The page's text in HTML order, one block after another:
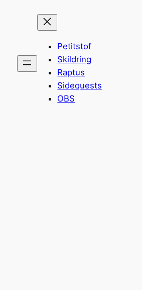
Petitstof
Skildring
Raptus
Sidequests
OBS